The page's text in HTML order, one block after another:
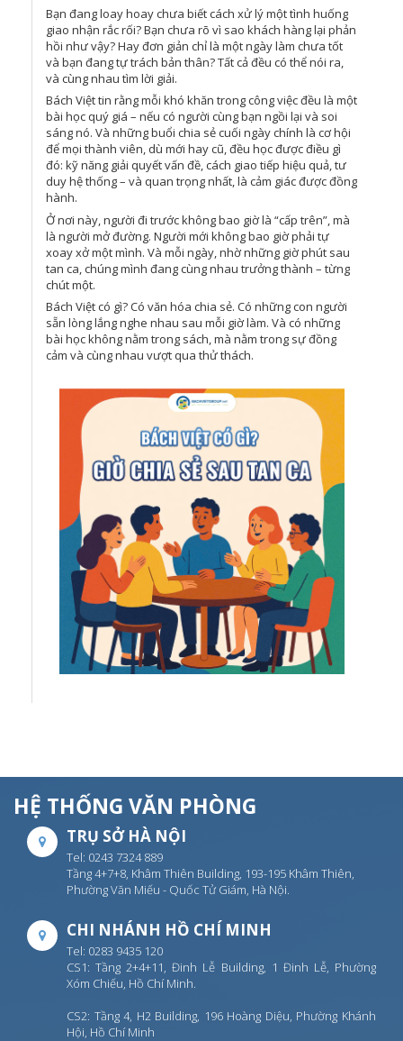
Bạn đang loay hoay chưa biết cách xử lý một tình huống
giao nhận rắc rối? Bạn chưa rõ vì sao khách hàng lại phản
hồi như vậy? Hay đơn giản chỉ là một ngày làm chưa tốt
và bạn đang tự trách bản thân? Tất cả đều có thể nói ra,
và cùng nhau tìm lời giải.
Bách Việt tin rằng mỗi khó khăn trong công việc đều là một
bài học quý giá – nếu có người cùng bạn ngồi lại và soi
sáng nó. Và những buổi chia sẻ cuối ngày chính là cơ hội
để mọi thành viên, dù mới hay cũ, đều học được điều gì
đó: kỹ năng giải quyết vấn đề, cách giao tiếp hiệu quả, tư
duy hệ thống – và quan trọng nhất, là cảm giác được đồng
hành.
Ở nơi này, người đi trước không bao giờ là “cấp trên”, mà
là người mở đường. Người mới không bao giờ phải tự
xoay xở một mình. Và mỗi ngày, nhờ những giờ phút sau
tan ca, chúng mình đang cùng nhau trưởng thành – từng
chút một.
Bách Việt có gì? Có văn hóa chia sẻ. Có những con người
sẵn lòng lắng nghe nhau sau mỗi giờ làm. Và có những
bài học không nằm trong sách, mà nằm trong sự đồng
cảm và cùng nhau vượt qua thử thách.
HỆ THỐNG VĂN PHÒNG
TRỤ SỞ HÀ NỘI
Tel: 0243 7324 889
Tầng 4+7+8, Khâm Thiên Building, 193-195 Khâm Thiên,
Phường Văn Miếu - Quốc Tử Giám, Hà Nội.
CHI NHÁNH HỒ CHÍ MINH
Tel: 0283 9435 120
CS1: Tầng 2+4+11, Đinh Lễ Building, 1 Đinh Lễ, Phường
Xóm Chiếu, Hồ Chí Minh.
CS2: Tầng 4, H2 Building, 196 Hoàng Diệu, Phường Khánh
Hội, Hồ Chí Minh